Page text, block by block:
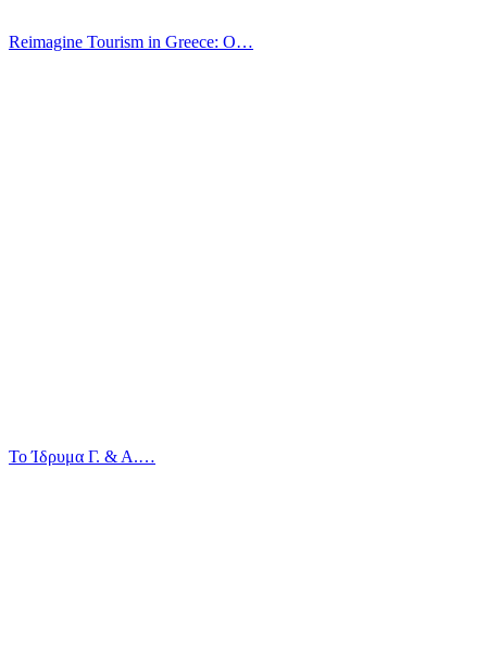
Reimagine Tourism in Greece: O…
Το Ίδρυμα Γ. & Α.…